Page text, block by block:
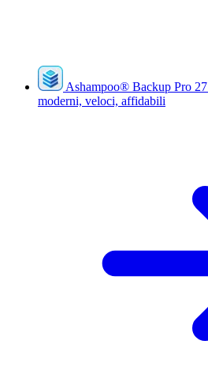
Ashampoo® Backup Pro 27
moderni, veloci, affidabili